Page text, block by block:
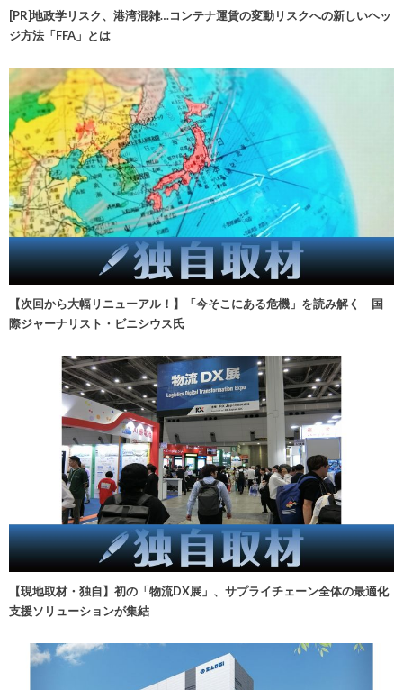
[PR]地政学リスク、港湾混雑…コンテナ運賃の変動リスクへの新しいヘッ
ジ方法「FFA」とは
【次回から大幅リニューアル！】「今そこにある危機」を読み解く 国
際ジャーナリスト・ビニシウス氏
【現地取材・独自】初の「物流DX展」、サプライチェーン全体の最適化
支援ソリューションが集結